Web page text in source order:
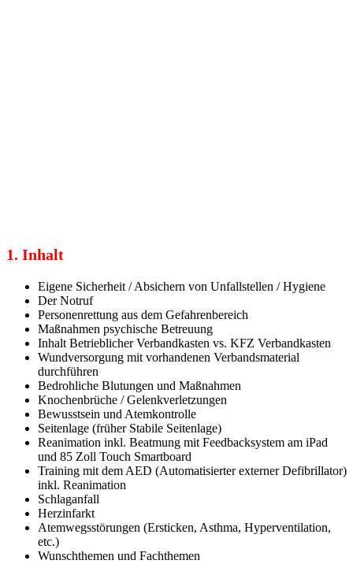
1. Inhalt
Eigene Sicherheit / Absichern von Unfallstellen / Hygiene
Der Notruf
Personenrettung aus dem Gefahrenbereich
Maßnahmen psychische Betreuung
Inhalt Betrieblicher Verbandkasten vs. KFZ Verbandkasten
Wundversorgung mit vorhandenen Verbandsmaterial
durchführen
Bedrohliche Blutungen und Maßnahmen
Knochenbrüche / Gelenkverletzungen
Bewusstsein und Atemkontrolle
Seitenlage (früher Stabile Seitenlage)
Reanimation inkl. Beatmung mit Feedbacksystem am iPad
und 85 Zoll Touch Smartboard
Training mit dem AED (Automatisierter externer Defibrillator)
inkl. Reanimation
Schlaganfall
Herzinfarkt
Atemwegsstörungen (Ersticken, Asthma, Hyperventilation,
etc.)
Wunschthemen und Fachthemen